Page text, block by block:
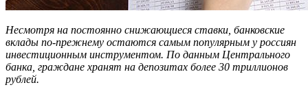
Несмотря на постоянно снижающиеся ставки, банковские
вклады по-прежнему остаются самым популярным у россиян
инвестиционным инструментом. По данным Центрального
банка, граждане хранят на депозитах более 30 триллионов
рублей.